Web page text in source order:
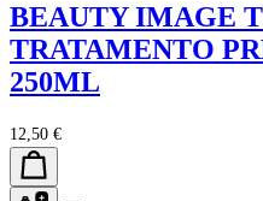
BEAUTY IMAGE
TRATAMENTO
250ML
12,50 €